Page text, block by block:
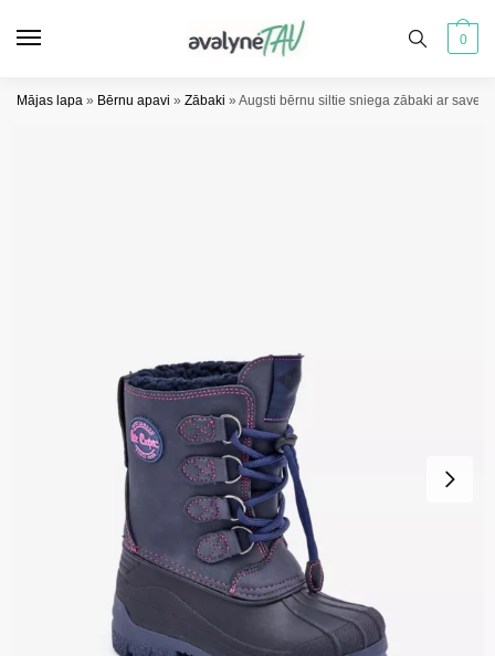
0
Mājas lapa » Bērnu apavi » Zābaki » Augsti bērnu siltie sniega zābaki ar